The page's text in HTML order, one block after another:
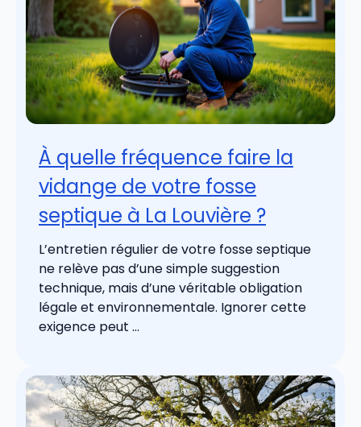
À quelle fréquence faire la
vidange de votre fosse
septique à La Louvière ?
L’entretien régulier de votre fosse septique
ne relève pas d’une simple suggestion
technique, mais d’une véritable obligation
légale et environnementale. Ignorer cette
exigence peut ...